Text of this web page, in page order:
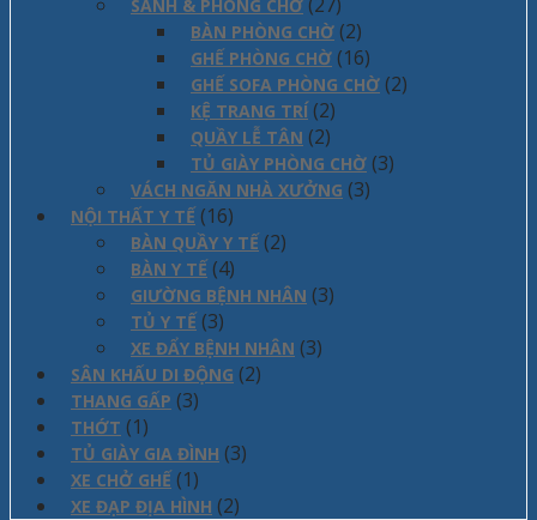
SẢNH & PHÒNG CHỜ
BÀN PHÒNG CHỜ (2)
GHẾ PHÒNG CHỜ (16)
GHẾ SOFA PHÒNG CHỜ (2)
KỆ TRANG TRÍ (2)
QUẦY LỄ TÂN (2)
TỦ GIÀY PHÒNG CHỜ (3)
VÁCH NGĂN NHÀ XƯỞNG (3)
NỘI THẤT Y TẾ (16)
BÀN QUẦY Y TẾ (2)
BÀN Y TẾ (4)
GIƯỜNG BỆNH NHÂN (3)
TỦ Y TẾ (3)
XE ĐẨY BỆNH NHÂN (3)
SÂN KHẤU DI ĐỘNG (2)
THANG GẤP (3)
THỚT (1)
TỦ GIÀY GIA ĐÌNH (3)
XE CHỞ GHẾ (1)
XE ĐẠP ĐỊA HÌNH (2)